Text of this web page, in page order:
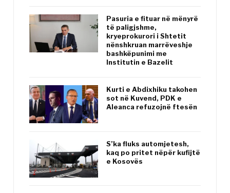
Pasuria e fituar në mënyrë
të paligjshme,
kryeprokurori i Shtetit
nënshkruan marrëveshje
bashkëpunimi me
Institutin e Bazelit
Kurti e Abdixhiku takohen
sot në Kuvend, PDK e
Aleanca refuzojnë ftesën
S’ka fluks automjetesh,
kaq po pritet nëpër kufijtë
e Kosovës